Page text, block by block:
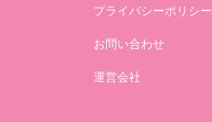
プライバシーポリシー
お問い合わせ
運営会社